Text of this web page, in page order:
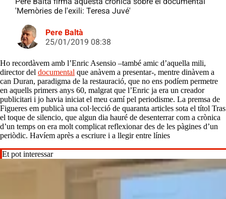
'Memòries de l'exili: Teresa Juvé'
Pere Baltà
25/01/2019 08:38
Ho recordàvem amb l’Enric Asensio –també amic d’aquella mili,
director del documental que anàvem a presentar-, mentre dinàvem a
can Duran, paradigma de la restauració, que no ens podíem permetre
en aquells primers anys 60, malgrat que l’Enric ja era un creador
publicitari i jo havia iniciat el meu camí pel periodisme. La premsa de
Figueres em publicà una col·lecció de quaranta articles sota el títol Tras
el toque de silencio, que algun dia hauré de desenterrar com a crònica
d’un temps on era molt complicat reflexionar des de les pàgines d’un
periòdic. Havíem après a escriure i a llegir entre línies
Et pot interessar